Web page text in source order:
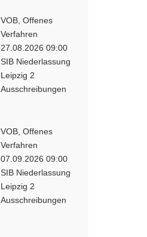
VOB, Offenes
Verfahren
27.08.2026 09:00
SIB Niederlassung
Leipzig 2
Ausschreibungen
VOB, Offenes
Verfahren
07.09.2026 09:00
SIB Niederlassung
Leipzig 2
Ausschreibungen